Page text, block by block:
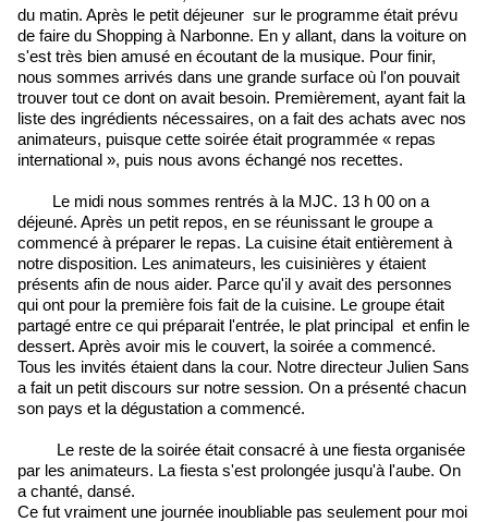
du matin. Après le petit déjeuner sur le programme était prévu
de faire du Shopping à Narbonne. En y allant, dans la voiture on
s'est très bien amusé en écoutant de la musique. Pour finir,
nous sommes arrivés dans une grande surface où l'on pouvait
trouver tout ce dont on avait besoin. Premièrement, ayant fait la
liste des ingrédients nécessaires, on a fait des achats avec nos
animateurs, puisque cette soirée était programmée « repas
international », puis nous avons échangé nos recettes.
Le midi nous sommes rentrés à la MJC. 13 h 00 on a
déjeuné. Après un petit repos, en se réunissant le groupe a
commencé à préparer le repas. La cuisine était entièrement à
notre disposition. Les animateurs, les cuisinières y étaient
présents afin de nous aider. Parce qu'il y avait des personnes
qui ont pour la première fois fait de la cuisine. Le groupe était
partagé entre ce qui préparait l'entrée, le plat principal et enfin le
dessert. Après avoir mis le couvert, la soirée a commencé.
Tous les invités étaient dans la cour. Notre directeur Julien Sans
a fait un petit discours sur notre session. On a présenté chacun
son pays et la dégustation a commencé.
Le reste de la soirée était consacré à une fiesta organisée
par les animateurs. La fiesta s'est prolongée jusqu'à l'aube. On
a chanté, dansé.
Ce fut vraiment une journée inoubliable pas seulement pour moi